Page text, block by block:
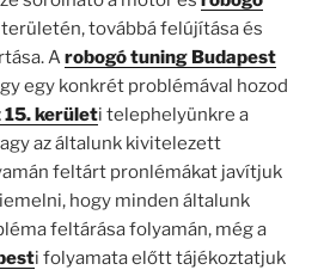
területén, továbbá felújítása és
Arobogó tuning Budapest
egy konkrét problémával hozod
kerületi telephelyünkre a
az általunk kivitelezett
feltárt pronlémákat javítjuk
hogy minden általunk
feltárása folyamán, még a
i folyamata előtt tájékoztatjuk